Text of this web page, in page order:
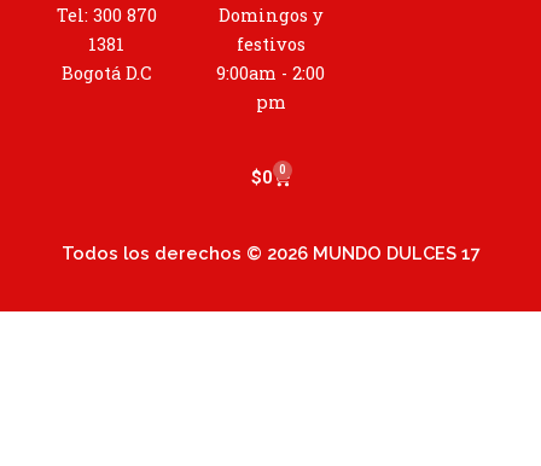
Tel: 300 870
1381
Bogotá D.C
Domingos y
festivos
9:00am - 2:00
pm
$0 0
Cart
Todos los derechos © 2026 MUNDO DULCES 17